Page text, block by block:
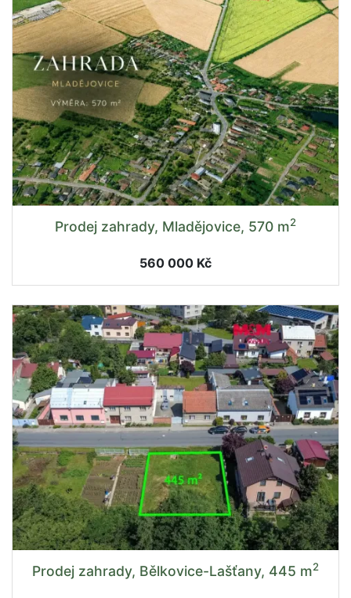
Prodej zahrady, Mladějovice, 570 m2
560 000 Kč
Prodej zahrady, Bělkovice-Lašťany, 445 m2